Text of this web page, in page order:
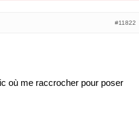
#11822
où me raccrocher pour poser